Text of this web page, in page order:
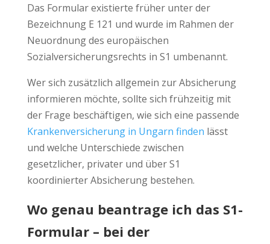
Das Formular existierte früher unter der
Bezeichnung E 121 und wurde im Rahmen der
Neuordnung des europäischen
Sozialversicherungsrechts in S1 umbenannt.
Wer sich zusätzlich allgemein zur Absicherung
informieren möchte, sollte sich frühzeitig mit
der Frage beschäftigen, wie sich eine passende
Krankenversicherung in Ungarn finden lässt
und welche Unterschiede zwischen
gesetzlicher, privater und über S1
koordinierter Absicherung bestehen.
Wo genau beantrage ich das S1-
Formular – bei der